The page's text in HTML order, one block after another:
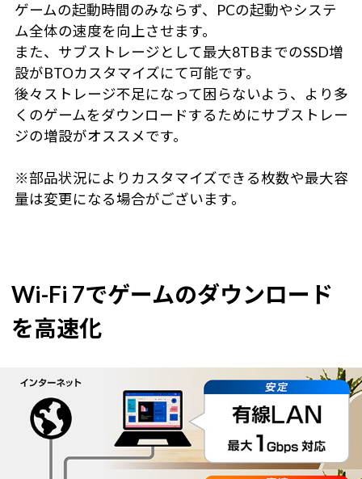
ゲームの起動時間のみならず、PCの起動やシステ
ム全体の速度を向上させます。
また、サブストレージとして最大8TBまでのSSD増
設がBTOカスタマイズにて可能です。
後々ストレージ不足になって困らないよう、より多
くのゲームをダウンロードするためにサブストレー
ジの増設がオススメです。
※部品状況によりカスタマイズできる枚数や最大容
量は変更になる場合がございます。
Wi-Fi 7でゲームのダウンロード
を高速化